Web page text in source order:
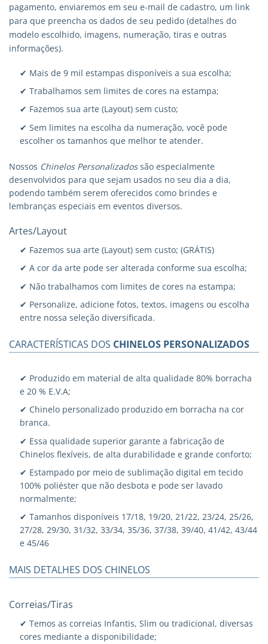
pagamento, enviaremos em seu e-mail de cadastro, um link
para que preencha os dados de seu pedido (detalhes do
modelo escolhido, imagens, numeração, tiras e outras
informações).
✔ Mais de 9 mil estampas disponíveis a sua escolha;
✔ Trabalhamos sem limites de cores na estampa;
✔ Fazemos sua arte (Layout) sem custo;
✔ Sem limites na escolha da numeração, você pode
escolher os tamanhos que melhor te atender.
Nossos Chinelos Personalizadossão especialmente
desenvolvidos para que sejam usados no seu dia a dia,
podendo também serem oferecidos como brindes e
lembranças especiais em eventos diversos.
Artes/Layout
✔ Fazemos sua arte (Layout) sem custo; (GRÁTIS)
✔ A cor da arte pode ser alterada conforme sua escolha;
✔ Não trabalhamos com limites de cores na estampa;
✔ Personalize, adicione fotos, textos, imagens ou escolha
entre nossa seleção diversificada.
CARACTERÍSTICAS DOS CHINELOS PERSONALIZADOS
✔ Produzido em material de alta qualidade 80% borracha
e 20 % E.V.A;
✔ Chinelo personalizado produzido em borracha na cor
branca.
✔ Essa qualidade superior garante a fabricação de
Chinelos flexíveis, de alta durabilidade e grande conforto;
✔ Estampado por meio de sublimação digital em tecido
100% poliéster que não desbota e pode ser lavado
normalmente;
✔ Tamanhos disponíveis 17/18, 19/20, 21/22, 23/24, 25/26,
27/28, 29/30, 31/32, 33/34, 35/36, 37/38, 39/40, 41/42, 43/44
e 45/46
MAIS DETALHES DOS CHINELOS
Correias/Tiras
✔ Temos as correias Infantis, Slim ou tradicional, diversas
cores mediante a disponibilidade;